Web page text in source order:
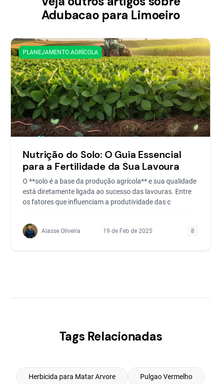
Adubacao para Limoeiro
PLANEJAMENTO AGRÍCOLA
Nutrição do Solo: O Guia Essencial
para a Fertilidade da Sua Lavoura
O **solo é a base da produção agrícola** e sua qualidade
está diretamente ligada ao sucesso das lavouras. Entre
os fatores que influenciam a produtividade das c
Alasse Oliveira 19 de Feb de 2025 8
Tags Relacionadas
Herbicida para Matar Arvore Pulgao Vermelho